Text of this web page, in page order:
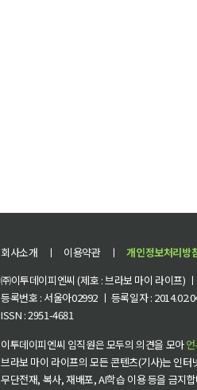
회사소개 ㅣ 이용약관 ㅣ 개인정보처리방
㈜이투데이피엔씨 (제호 : 브라보 마이 라이프)
등록번호 : 서울아02992 ㅣ 등록일자 :
ISSN : 2951-4681
이투데이피엔씨 임직원은 모두의 의견을 모아
브라보 마이 라이프의 모든 콘텐츠(기사)는 인
무단전재, 복사, 재배포, AI학습 이용 등을 금지